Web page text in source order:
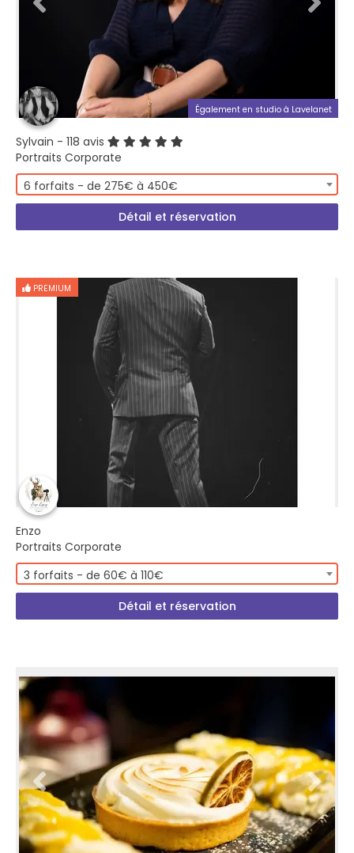
Également en studio à Lavelanet
Sylvain - 118 avis
Portraits Corporate
6 forfaits - de 275€ à 450€
Détail et réservation
PREMIUM
Enzo
Portraits Corporate
3 forfaits - de 60€ à 110€
Détail et réservation